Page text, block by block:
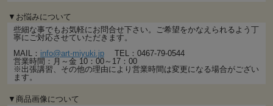
▼お悩みについて
些細な事でもお気軽にお問合せ下さい。ご希望をかなえられるよう丁
寧にご対応させていただきます。
MAIL： info@art-miyuki.jp TEL：0467-79-0544
営業時間：月～金 10：00～17：00
※出張講習、その他の理由により営業時間は変更になる場合がござい
ます。
▼商品画像について